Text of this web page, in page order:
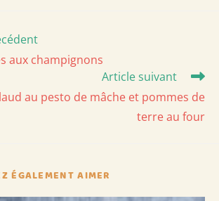
aux champignons
Article suivant
au pesto de mâche et pommes de
terre au four
ÉGALEMENT AIMER